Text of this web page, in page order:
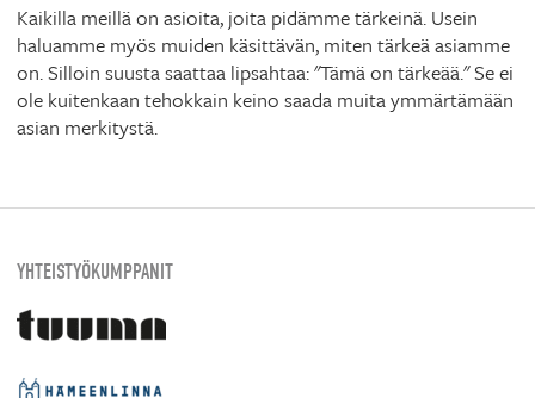
Kaikilla meillä on asioita, joita pidämme tärkeinä. Usein
haluamme myös muiden käsittävän, miten tärkeä asiamme
on. Silloin suusta saattaa lipsahtaa: "Tämä on tärkeää." Se ei
ole kuitenkaan tehokkain keino saada muita ymmärtämään
asian merkitystä.
YHTEISTYÖKUMPPANIT